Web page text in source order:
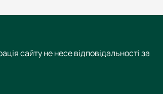
сайту не несе відповідальності за